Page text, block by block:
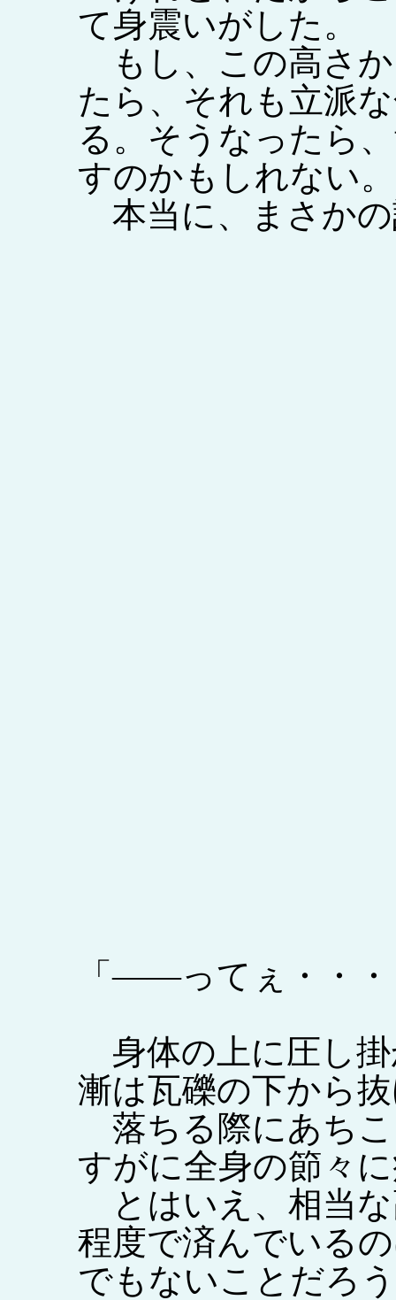
て身震いがした。
もし、この高さ
たら、それも立派
る。そうなったら
すのかもしれない。
本当に、まさか
「――ってぇ・・
身体の上に圧し
漸は瓦礫の下から
落ちる際にあち
すがに全身の節々
とはいえ、相当
程度で済んでいる
でもないことだろ